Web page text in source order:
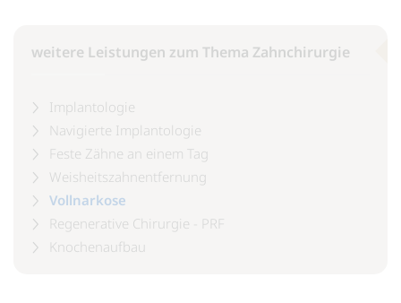
weitere Leistungen zum Thema Zahnchirurgie
Implantologie
Navigierte Implantologie
Feste Zähne an einem Tag
Weisheitszahnentfernung
Vollnarkose
Regenerative Chirurgie - PRF
Knochenaufbau